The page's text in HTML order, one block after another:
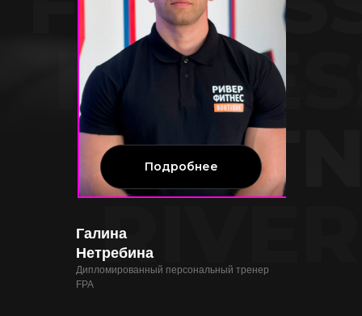
RIVER
Дипломированный персональный тренер
FPA
Галина
Нетребина
Подробнее